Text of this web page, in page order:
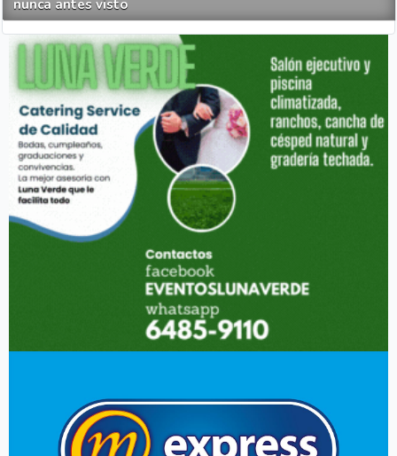
nunca antes visto